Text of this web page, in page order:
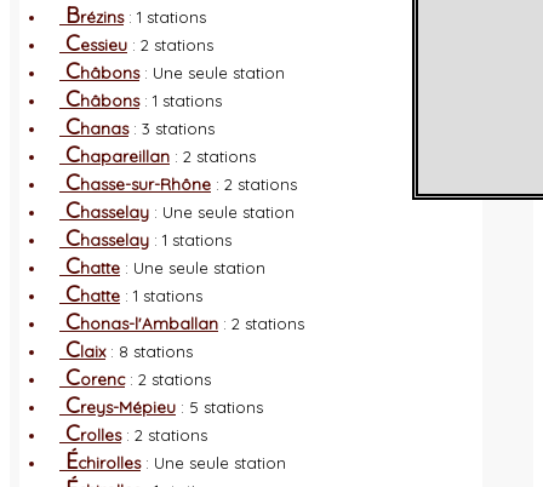
Brézins: 1 stations
Cessieu : 2 stations
Châbons: Une seule station
Châbons: 1 stations
Chanas: 3 stations
Chapareillan : 2 stations
Chasse-sur-Rhône : 2 stations
Chasselay : Une seule station
Chasselay : 1 stations
Chatte : Une seule station
Chatte : 1 stations
Chonas-l'Amballan : 2 stations
Claix: 8 stations
Corenc: 2 stations
Creys-Mépieu : 5 stations
Crolles: 2 stations
Échirolles: Une seule station